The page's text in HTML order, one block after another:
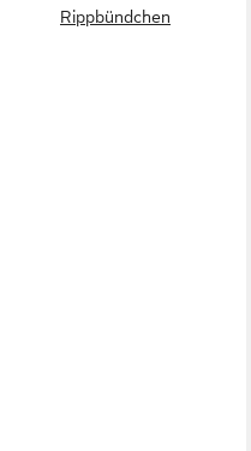
Rippbündchen